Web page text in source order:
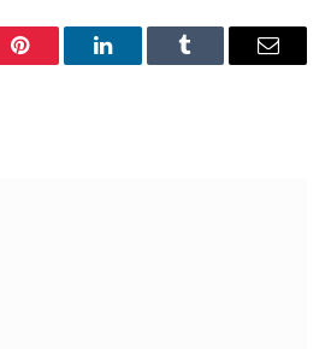
Pinterest LinkedInTumblr Email